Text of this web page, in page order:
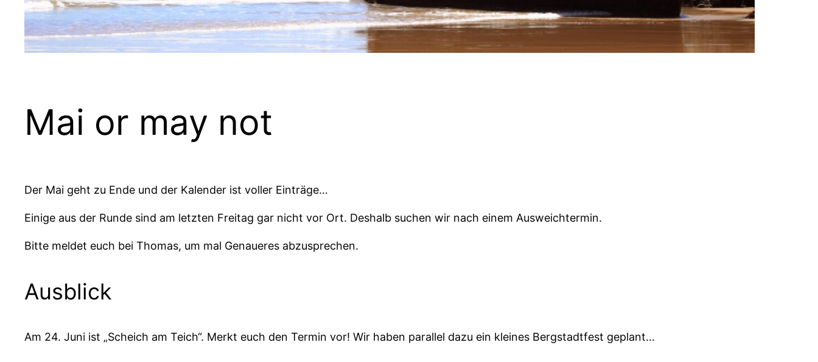
Mai or may not
Der Mai geht zu Ende und der Kalender ist voller Einträge…
Einige aus der Runde sind am letzten Freitag gar nicht vor Ort. Deshalb suchen wir nach einem Ausweichtermin.
Bitte meldet euch bei Thomas, um mal Genaueres abzusprechen.
Ausblick
Am 24. Juni ist „Scheich am Teich“. Merkt euch den Termin vor! Wir haben parallel dazu ein kleines Bergstadtfest geplant…